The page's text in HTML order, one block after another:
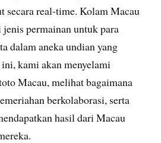
secara real-time. Kolam Macau
permainan untuk para
dalam aneka undian yang
kami akan menyelami
Macau, melihat bagaimana
berkolaborasi, serta
hasil dari Macau